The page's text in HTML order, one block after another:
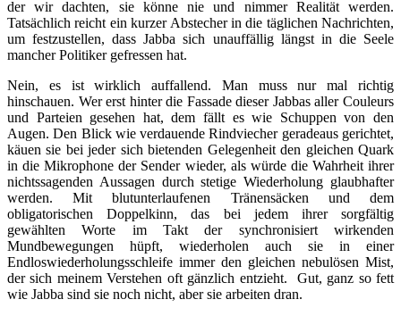
der wir dachten, sie könne nie und nimmer Realität werden.
Tatsächlich reicht ein kurzer Abstecher in die täglichen Nachrichten,
um festzustellen, dass Jabba sich unauffällig längst in die Seele
mancher Politiker gefressen hat.
Nein, es ist wirklich auffallend. Man muss nur mal richtig
hinschauen. Wer erst hinter die Fassade dieser Jabbas aller Couleurs
und Parteien gesehen hat, dem fällt es wie Schuppen von den
Augen. Den Blick wie verdauende Rindviecher geradeaus gerichtet,
käuen sie bei jeder sich bietenden Gelegenheit den gleichen Quark
in die Mikrophone der Sender wieder, als würde die Wahrheit ihrer
nichtssagenden Aussagen durch stetige Wiederholung glaubhafter
werden. Mit blutunterlaufenen Tränensäcken und dem
obligatorischen Doppelkinn, das bei jedem ihrer sorgfältig
gewählten Worte im Takt der synchronisiert wirkenden
Mundbewegungen hüpft, wiederholen auch sie in einer
Endloswiederholungsschleife immer den gleichen nebulösen Mist,
der sich meinem Verstehen oft gänzlich entzieht. Gut, ganz so fett
wie Jabba sind sie noch nicht, aber sie arbeiten dran.